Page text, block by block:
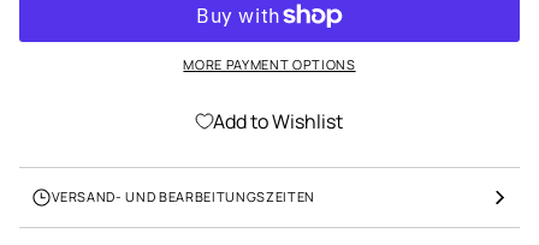
MORE PAYMENT OPTIONS
Add to Wishlist
VERSAND- UND BEARBEITUNGSZEITEN